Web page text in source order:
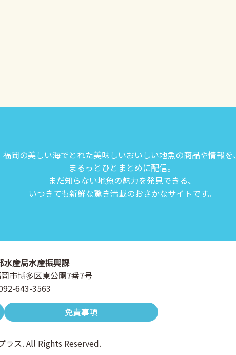
福岡の美しい海でとれた美味しいおいしい地魚の商品や情報を、
まるっとひとまとめに配信。
まだ知らない地魚の魅力を発見できる、
いつきても新鮮な驚き満載のおさかなサイトです。
水産局水産振興課
市博多区東公園7番7号
643-3563
免責事項
ス. All Rights Reserved.